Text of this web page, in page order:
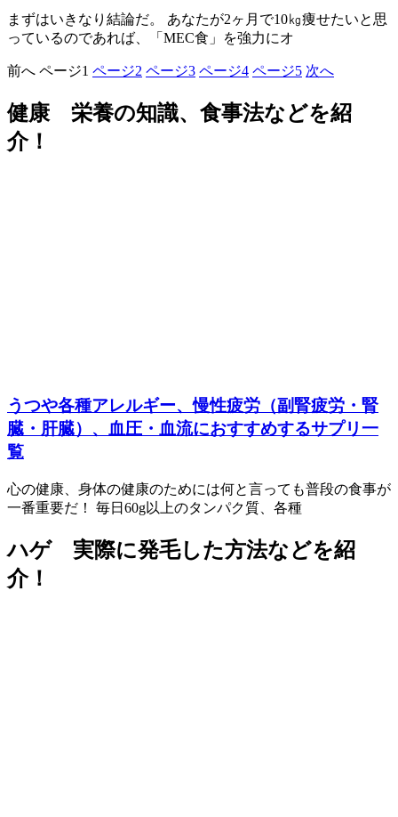
まずはいきなり結論だ。 あなたが2ヶ月で10㎏痩せたいと思
っているのであれば、「MEC食」を強力にオ
前へ ページ1 ページ2 ページ3 ページ4 ページ5 次へ
健康 栄養の知識、食事法などを紹
介！
うつや各種アレルギー、慢性疲労（副腎疲労・腎
臓・肝臓）、血圧・血流におすすめするサプリ一
覧
心の健康、身体の健康のためには何と言っても普段の食事が
一番重要だ！ 毎日60g以上のタンパク質、各種
ハゲ 実際に発毛した方法などを紹
介！